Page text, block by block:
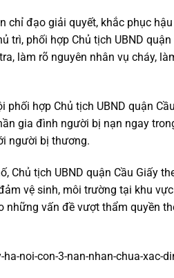
chỉ đạo giải quyết, khắc phục
trì, phối hợp Chủ tịch UBND
làm rõ nguyên nhân vụ cháy,
hợp Chủ tịch UBND quận
gia đình người bị nạn ngay
người bị thương.
Chủ tịch UBND quận Cầu Giấy
vệ sinh, môi trường tại khu
những vấn đề vượt thẩm quyền
noi-con-3-nan-nhan-chua-xac-